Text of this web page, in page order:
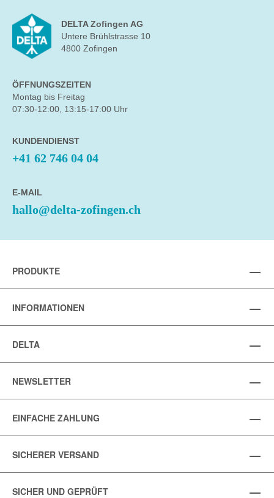
DELTA Zofingen AG
Untere Brühlstrasse 10
4800 Zofingen
ÖFFNUNGSZEITEN
Montag bis Freitag
07:30-12:00, 13:15-17:00 Uhr
KUNDENDIENST
+41 62 746 04 04
E-MAIL
hallo@delta-zofingen.ch
PRODUKTE
INFORMATIONEN
DELTA
NEWSLETTER
EINFACHE ZAHLUNG
SICHERER VERSAND
SICHER UND GEPRÜFT